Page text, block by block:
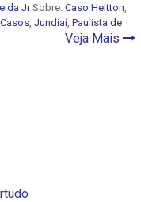
JrSobre: Caso Heltton
Casos Jundiaí Paulista de
Veja Mais